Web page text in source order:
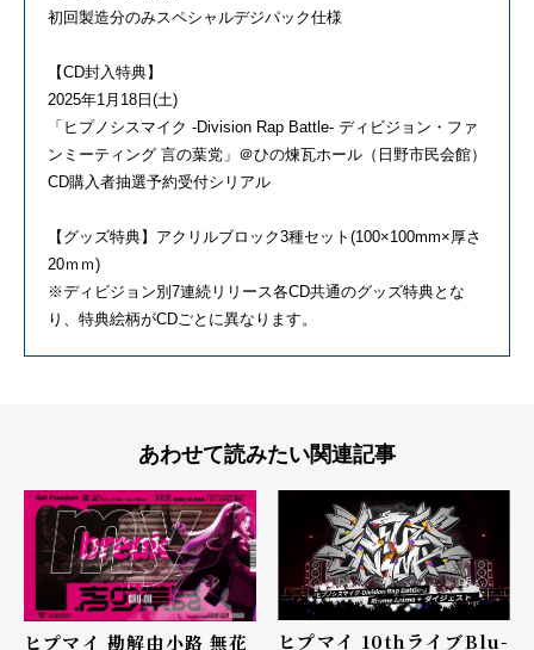
初回製造分のみスペシャルデジパック仕様
【CD封入特典】
2025年1月18日(土)
「ヒプノシスマイク -Division Rap Battle- ディビジョン・ファ
ンミーティング 言の葉党」＠ひの煉瓦ホール（日野市民会館）
CD購入者抽選予約受付シリアル
【グッズ特典】アクリルブロック3種セット(100×100mm×厚さ
20ｍｍ)
※ディビジョン別7連続リリース各CD共通のグッズ特典とな
り、特典絵柄がCDごとに異なります。
あわせて読みたい関連記事
ヒプマイ 勘解由小路 無花
ヒプマイ 10thライブBlu-